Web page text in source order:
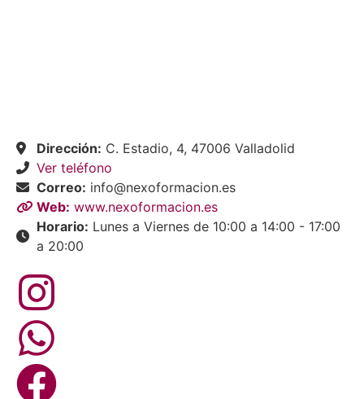
Dirección: C. Estadio, 4, 47006 Valladolid
Ver teléfono
Correo: info@nexoformacion.es
Web: www.nexoformacion.es
Horario: Lunes a Viernes de 10:00 a 14:00 - 17:00
a 20:00